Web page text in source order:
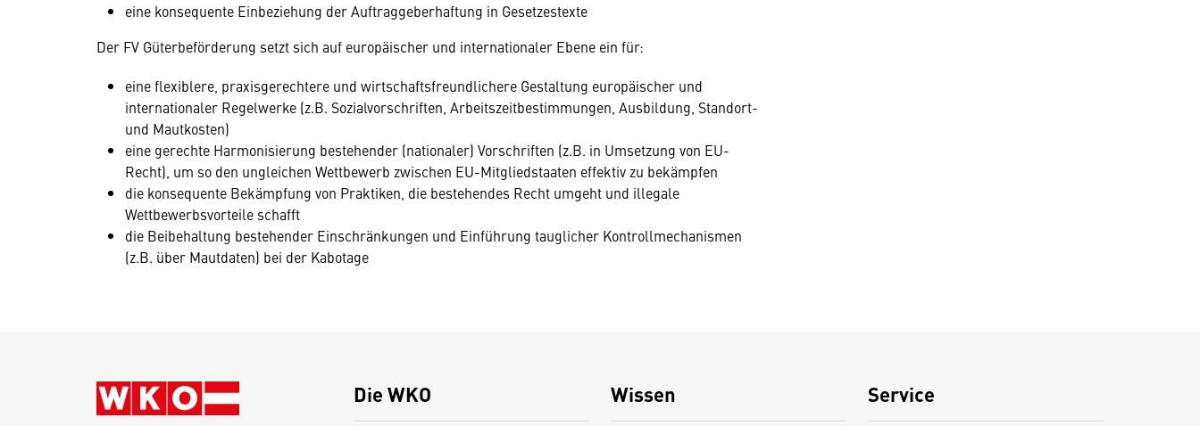
eine konsequente Einbeziehung der Auftraggeberhaftung in Gesetzestexte
Der FV Güterbeförderung setzt sich auf europäischer und internationaler Ebene ein für:
eine flexiblere, praxisgerechtere und wirtschaftsfreundlichere Gestaltung europäischer und
internationaler Regelwerke (z.B. Sozialvorschriften, Arbeitszeitbestimmungen, Ausbildung, Standort-
und Mautkosten)
eine gerechte Harmonisierung bestehender (nationaler) Vorschriften (z.B. in Umsetzung von EU-
Recht), um so den ungleichen Wettbewerb zwischen EU-Mitgliedstaaten effektiv zu bekämpfen
die konsequente Bekämpfung von Praktiken, die bestehendes Recht umgeht und illegale
Wettbewerbsvorteile schafft
die Beibehaltung bestehender Einschränkungen und Einführung tauglicher Kontrollmechanismen
(z.B. über Mautdaten) bei der Kabotage
Die WKO Wissen Service